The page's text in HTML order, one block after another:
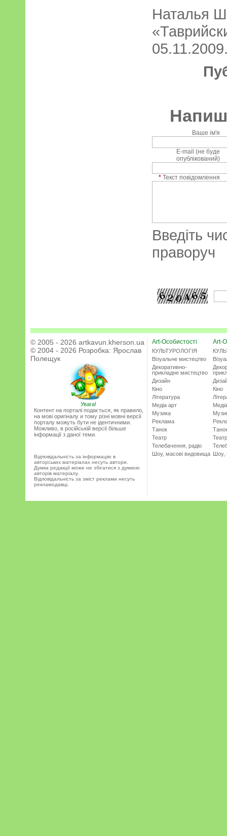
Наталья
Ваше ім'я
E-mail (не буде
опублікований)
* Текст повідомлення
Введіть
праворуч
© 2005 - 2026 artkavun.kherson.ua
© 2004 - 2026 Розробка: Ярослав
Полещук
Увага!
Контент на порталі подається, як правило,
на мові оригіналу и тому різні мовні версії
порталу можуть бути не ідентичними.
Можливо, в російській версії більше
інформації з даної теми.
Відповідальність за інформацію в
авторських матеріалах несуть автори.
Думка редакції може не збігатися з думкою
авторів матеріалу.
Відповідальність за зміст реклами несуть
рекламодавці.
Art-Особистості
КУЛЬТУРОЛОГІЯ
Візуальне мистецтво
Декоративно-
прикладне мистецтво
Дизайн
Кіно
Література
Медіа арт
Музика
Реклама
Танок
Театр
Телебачення, радіо
Шоу, масові видовища
Art-
Кіно
Театр
Шоу,